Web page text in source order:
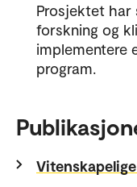
Prosjektet har
forskning og
implementere
program.